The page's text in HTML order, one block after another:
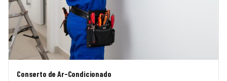
Conserto de Ar-Condicionado